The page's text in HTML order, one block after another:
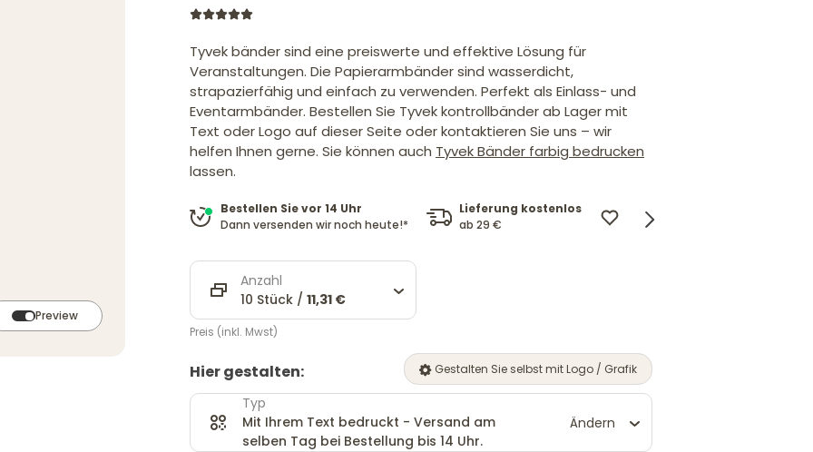
Preview
Tyvek bänder sind eine preiswerte und effektive Lösung für
Veranstaltungen. Die Papierarmbänder sind wasserdicht,
strapazierfähig und einfach zu verwenden. Perfekt als Einlass- und
Eventarmbänder. Bestellen Sie Tyvek kontrollbänder ab Lager mit
Text oder Logo auf dieser Seite oder kontaktieren Sie uns – wir
helfen Ihnen gerne. Sie können auch Tyvek Bänder farbig bedrucken
lassen.
Bestellen Sie vor 14 Uhr
Dann versenden wir noch heute!*
Lieferung kostenlos
ab 29 €
Design mit Logo
und Wunschtext.
Anzahl
10 Stück / 11,31 €
Preis (inkl. Mwst)
Hier gestalten: Gestalten Sie selbst mit Logo / Grafik
Typ
Mit Ihrem Text bedruckt - Versand am
selben Tag bei Bestellung bis 14 Uhr.
Ändern